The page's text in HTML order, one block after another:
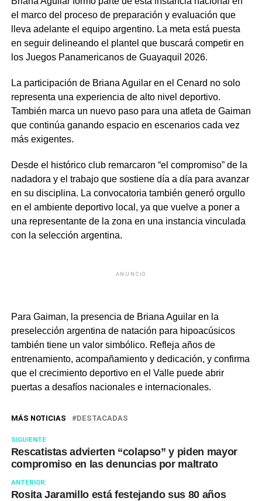
el marco del proceso de preparación y evaluación que
lleva adelante el equipo argentino. La meta está puesta
en seguir delineando el plantel que buscará competir en
los Juegos Panamericanos de Guayaquil 2026.
La participación de Briana Aguilar en el Cenard no solo
representa una experiencia de alto nivel deportivo.
También marca un nuevo paso para una atleta de Gaiman
que continúa ganando espacio en escenarios cada vez
más exigentes.
Desde el histórico club remarcaron “el compromiso” de la
nadadora y el trabajo que sostiene día a día para avanzar
en su disciplina. La convocatoria también generó orgullo
en el ambiente deportivo local, ya que vuelve a poner a
una representante de la zona en una instancia vinculada
con la selección argentina.
ANUNCIO
Para Gaiman, la presencia de Briana Aguilar en la
preselección argentina de natación para hipoacúsicos
también tiene un valor simbólico. Refleja años de
entrenamiento, acompañamiento y dedicación, y confirma
que el crecimiento deportivo en el Valle puede abrir
puertas a desafíos nacionales e internacionales.
MÁS NOTICIAS DESTACADAS
SIGUIENTE
Rescatistas advierten “colapso” y piden mayor
compromiso en las denuncias por maltrato
ANTERIOR
Rosita Jaramillo está festejando sus 80 años